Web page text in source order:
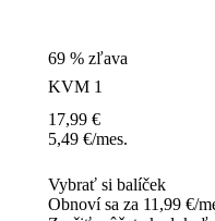
69 % zľava
KVM 1
17,99 €
5,49 €/mes.
Vybrať si balíček
Obnoví sa za 11,99 €/